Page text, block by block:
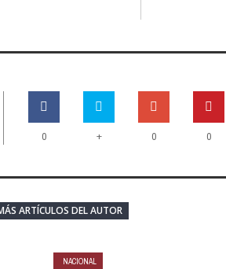
0 + 0 0
ARTÍCULOS DEL AUTOR
NACIONAL